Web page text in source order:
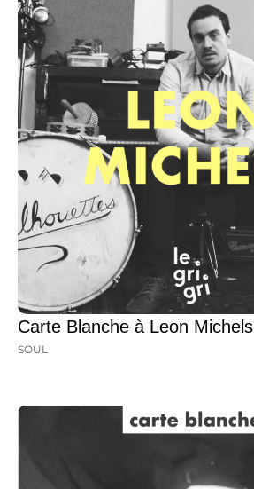
Carte Blanche à Leon Michels
SOUL